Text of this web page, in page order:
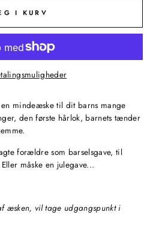
I KURV
mindeæske til dit barns mange
den første hårlok, barnets tænder
forældre som barselsgave, til
måske en julegave...
æsken, vil tage udgangspunkt i